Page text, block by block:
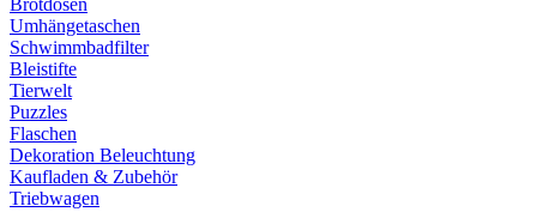
Brotdosen
Umhängetaschen
Schwimmbadfilter
Bleistifte
Tierwelt
Puzzles
Flaschen
Dekoration Beleuchtung
Kaufladen & Zubehör
Triebwagen